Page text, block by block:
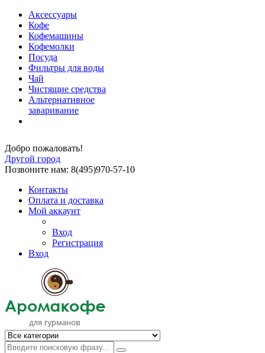
Аксессуары
Кофе
Кофемашины
Кофемолки
Посуда
Фильтры для воды
Чай
Чистящие средства
Альтернативное
заваривание
Добро пожаловать!
Другой город
Позвоните нам: 8(495)970-57-10
Контакты
Оплата и доставка
Мой аккаунт
Вход
Регистрация
Вход